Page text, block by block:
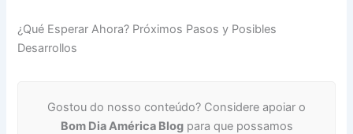
¿Qué Esperar Ahora? Próximos Pasos y Posibles
Desarrollos
Gostou do nosso conteúdo? Considere apoiar o
Bom Dia América Blogpara que possamos